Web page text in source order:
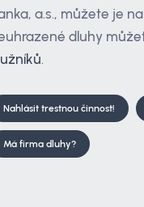
a.s., můžete je
dluhy
.
Nahlásit trestnou činnost!
Má firma dluhy?